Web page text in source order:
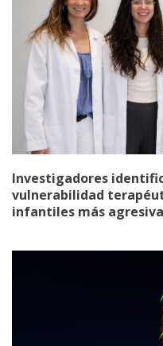
Investigadores
vulnerabilidad
infantiles más